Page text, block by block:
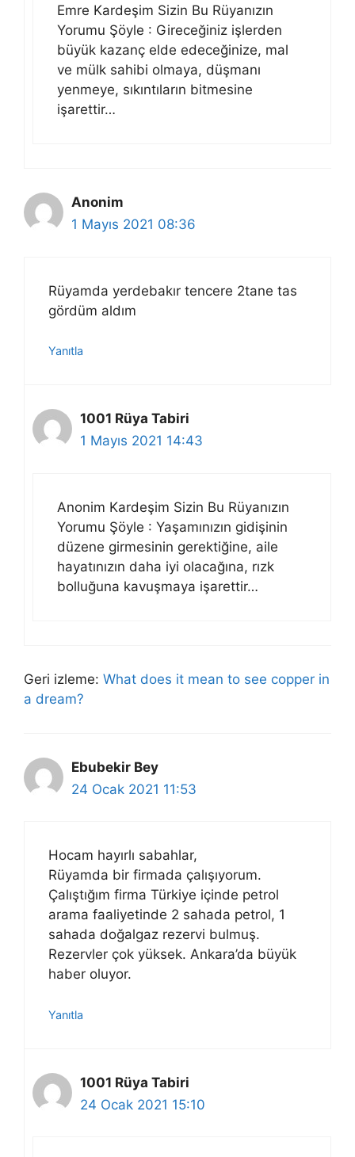
Emre Kardeşim Sizin Bu Rüyanızın
Yorumu Şöyle : Gireceğiniz işlerden
büyük kazanç elde edeceğinize, mal
ve mülk sahibi olmaya, düşmanı
yenmeye, sıkıntıların bitmesine
işarettir…
Anonim
1 Mayıs 2021 08:36
Rüyamda yerdebakır tencere 2tane tas
gördüm aldım
Yanıtla
1001 Rüya Tabiri
1 Mayıs 2021 14:43
Anonim Kardeşim Sizin Bu Rüyanızın
Yorumu Şöyle : Yaşamınızın gidişinin
düzene girmesinin gerektiğine, aile
hayatınızın daha iyi olacağına, rızk
bolluğuna kavuşmaya işarettir…
Geri izleme: What does it mean to see copper in
a dream?
Ebubekir Bey
24 Ocak 2021 11:53
Hocam hayırlı sabahlar,
Rüyamda bir firmada çalışıyorum.
Çalıştığım firma Türkiye içinde petrol
arama faaliyetinde 2 sahada petrol, 1
sahada doğalgaz rezervi bulmuş.
Rezervler çok yüksek. Ankara’da büyük
haber oluyor.
Yanıtla
1001 Rüya Tabiri
24 Ocak 2021 15:10